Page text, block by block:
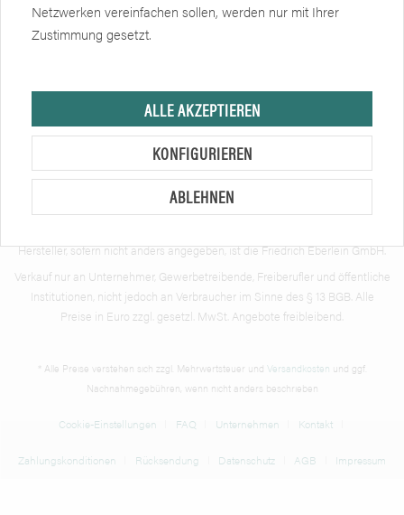
Newsletter
Hersteller, sofern nicht anders angegeben, ist die Friedrich Eberlein GmbH.
Verkauf nur an Unternehmer, Gewerbetreibende, Freiberufler und öffentliche
Institutionen, nicht jedoch an Verbraucher im Sinne des § 13 BGB. Alle
Preise in Euro zzgl. gesetzl. MwSt. Angebote freibleibend.
* Alle Preise verstehen sich zzgl. Mehrwertsteuer und Versandkosten und ggf.
Nachnahmegebühren, wenn nicht anders beschrieben
Cookie-Einstellungen FAQ Unternehmen Kontakt
Zahlungskonditionen Rücksendung Datenschutz AGB Impressum
Netzwerken vereinfachen sollen, werden nur mit Ihrer
Zustimmung gesetzt.
ALLE AKZEPTIEREN
KONFIGURIEREN
ABLEHNEN